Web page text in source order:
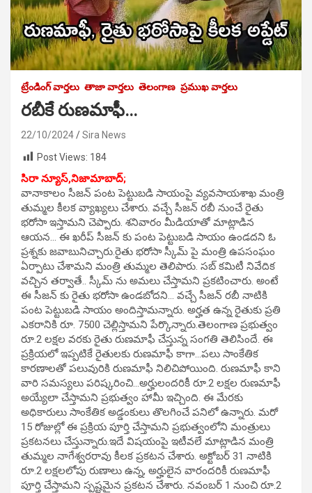
ట్రేండింగ్ వార్తలు తాజా వార్తలు తెలంగాణ ప్రముఖ వార్తలు
రబీకే రుణమాఫీ…
22/10/2024
Sira News
Post Views: 184
సిరా న్యూస్,నిజామాబాద్;
వానాకాలం సీజన్ పంట పెట్టుబడి సాయంపై వ్యవసాయశాఖ మంత్రి
తుమ్మల కీలక వ్యాఖ్యలు చేశారు. వచ్చే సీజన్ రబీ నుంచే రైతు
భరోసా ఇస్తామని చెప్పారు. శనివారం మీడియాతో మాట్లాడిన
ఆయన… ఈ ఖరీప్ సీజన్ కు పంట పెట్టుబడి సాయం ఉండదని ఓ
ప్రశ్నకు జవాబునిచ్చారు.రైతు భరోసా స్కీమ్ పై మంత్రి ఉపసంఘం
ఏర్పాటు చేశామని మంత్రి తుమ్మల తెలిపారు. సబ్ కమిటీ నివేదిక
వచ్చిన తర్వాతే.. స్కీమ్ ను అమలు చేస్తామని ప్రకటించారు. అంటే
ఈ సీజన్ కు రైతు భరోసా ఉండబోదని… వచ్చే సీజన్ రబీ నాటికి
పంట పెట్టుబడి సాయం అందిస్తామన్నారు. అర్హత ఉన్న రైతుకు ప్రతి
ఎకరానికి రూ. 7500 చెల్లిస్తామని పేర్కొన్నారు.తెలంగాణ ప్రభుత్వం
రూ.2 లక్షల వరకు రైతు రుణమాఫీ చేస్తున్న సంగతి తెలిసిందే. ఈ
ప్రక్రియలో ఇప్పటికే రైతులకు రుణమాఫీ కాగా…పలు సాంకేతిక
కారణాలతో పలువురికి రుణమాఫీ నిలిచిపోయింది. రుణమాఫీ కాని
వారి సమస్యలు పరిష్కరించి…అర్హులందరికీ రూ.2 లక్షల రుణమాఫీ
అయ్యేలా చేస్తామని ప్రభుత్వం హామీ ఇచ్చింది. ఈ మేరకు
అధికారులు సాంకేతిక అడ్డంకులు తొలగించే పనిలో ఉన్నారు. మరో
15 రోజుల్లో ఈ ప్రక్రియ పూర్తి చేస్తామని ప్రభుత్వంలోని మంత్రులు
ప్రకటనలు చేస్తున్నారు.ఇదే విషయంపై ఇటీవలే మాట్లాడిన మంత్రి
తుమ్మల నాగేశ్వరరావు కీలక ప్రకటన చేశారు. అక్టోబర్ 31 నాటికి
రూ.2 లక్షలలోపు రుణాలు ఉన్న, అర్హులైన వారందరికీ రుణమాఫీ
పూర్తి చేస్తామని స్పష్టమైన ప్రకటన చేశారు. నవంబర్ 1 నుంచి రూ.2